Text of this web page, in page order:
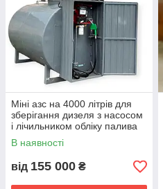
Міні азс на 4000 літрів для
зберігання дизеля з насосом
і лічильником обліку палива
В наявності
від 155 000 ₴